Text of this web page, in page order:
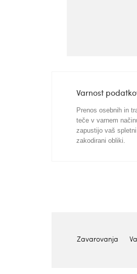
Varnost
Prenos osebnih in
teče v varnem
zapustijo vaš
zakodirani obliki.
Zavarovanja